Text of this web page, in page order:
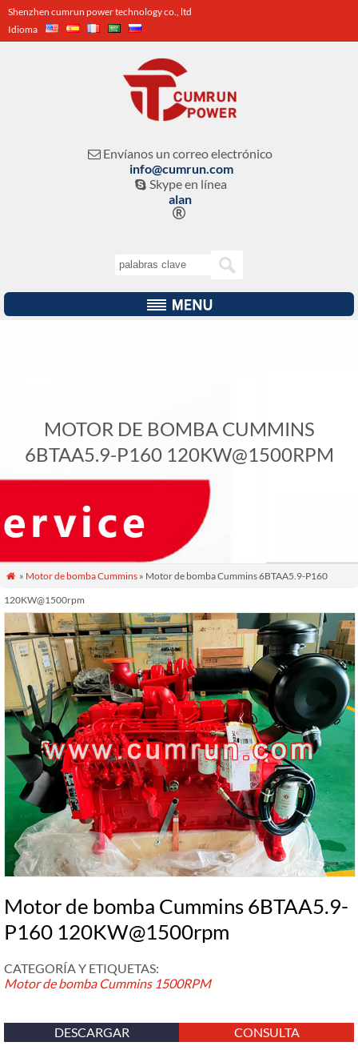
Shenzhen cumrun power technology co., ltd
Idioma
 Envíanos un correo electrónico
info@cumrun.com
 Skype en línea
alan

MOTOR DE BOMBA CUMMINS
6BTAA5.9-P160 120KW@1500RPM
 » Motor de bomba Cummins» Motor de bomba Cummins 6BTAA5.9-P160
120KW@1500rpm
Motor de bomba Cummins 6BTAA5.9-
P160 120KW@1500rpm
CATEGORÍA Y ETIQUETAS:
Motor de bomba Cummins 1500RPM
DESCARGAR CONSULTA